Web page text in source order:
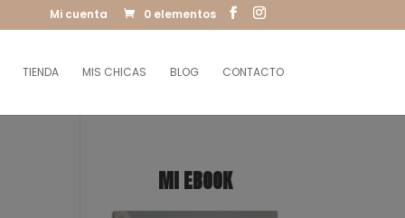
Mi cuenta 0 elementos
TIENDA MIS CHICAS BLOG CONTACTO
MI EBOOK